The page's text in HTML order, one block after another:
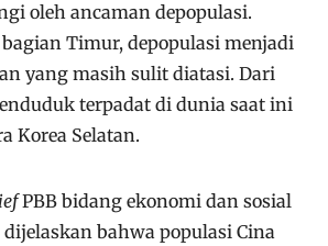
oleh ancaman depopulasi.
Timur, depopulasi menjadi
yang masih sulit diatasi. Dari
terpadat di dunia saat ini
Korea Selatan.
PBB bidang ekonomi dan sosial
bahwa populasi Cina